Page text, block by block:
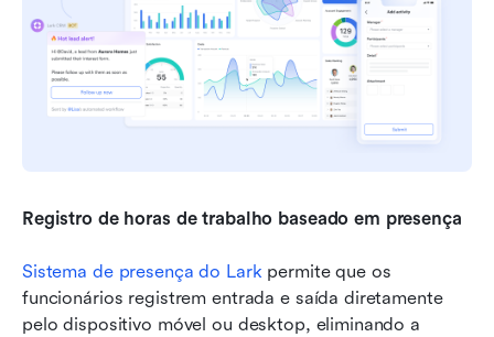
Registro de horas de trabalho baseado em presença
Sistema de presença do Lark permite que os
funcionários registrem entrada e saída diretamente
pelo dispositivo móvel ou desktop, eliminando a